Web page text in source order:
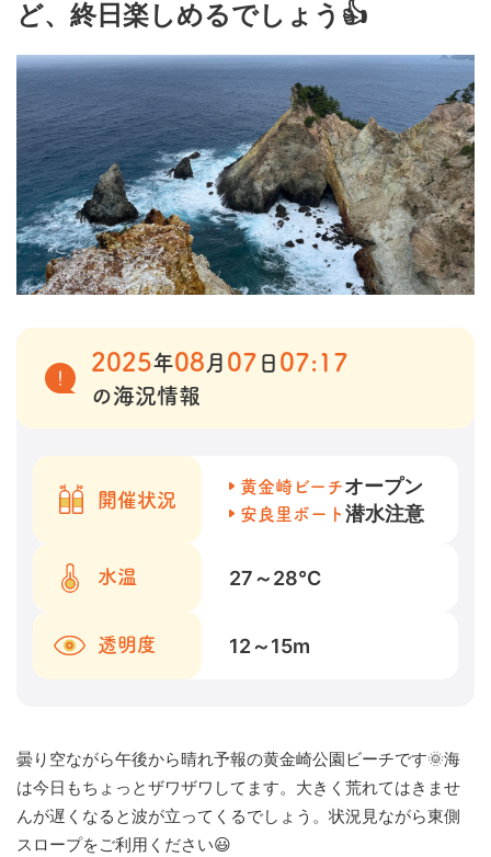
ど、終日楽しめるでしょう👍
2025年08 月 07 日 07:17
の海況情報
開催状況
黄金崎ビーチオープン
安良里ボート 潜水注意
水温 27～28℃
透明度 12～15m
曇り空ながら午後から晴れ予報の黄金崎公園ビーチです🌞海
は今日もちょっとザワザワしてます。大きく荒れてはきませ
んが遅くなると波が立ってくるでしょう。状況見ながら東側
スロープをご利用ください😃